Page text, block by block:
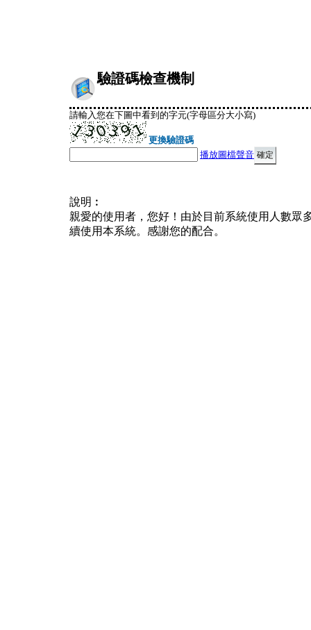
驗證碼檢查機制
請輸入您在下圖中看到的字元(字母區分大小寫)
更換驗證碼
播放圖檔聲音
說明︰
親愛的使用者，您好！由於目前系統使用人數眾
續使用本系統。感謝您的配合。